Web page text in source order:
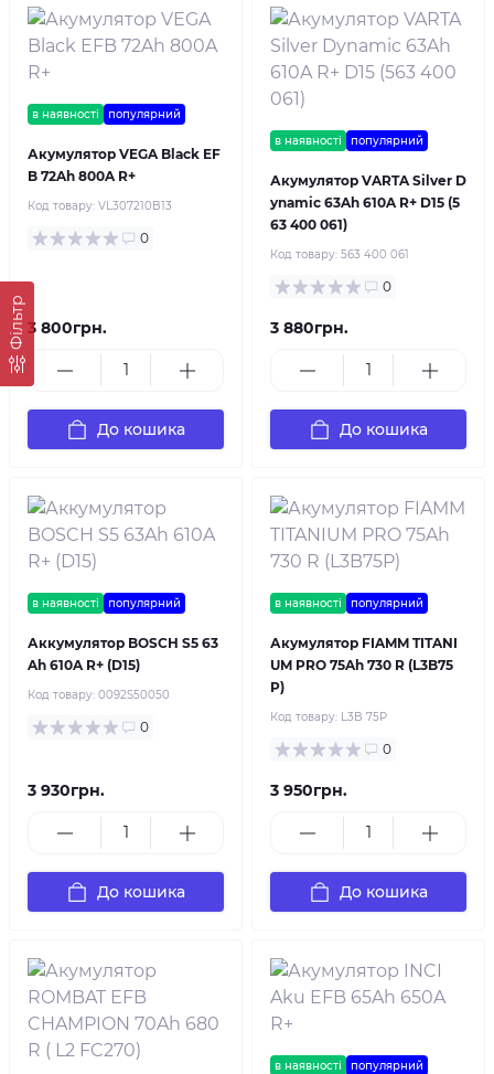
Фільтр
в наявності популярний
Акумулятор VEGA Black EF
B 72Ah 800A R+
Код товару: VL307210B13
0
3 800грн.
До кошика
в наявності популярний
Акумулятор VARTA Silver D
ynamic 63Ah 610A R+ D15 (5
63 400 061)
Код товару: 563 400 061
0
3 880грн.
До кошика
в наявності популярний
Аккумулятор BOSCH S5 63
Ah 610A R+ (D15)
Код товару: 0092S50050
0
3 930грн.
До кошика
в наявності популярний
Акумулятор FIAMM TITANI
UM PRO 75Ah 730 R (L3B75
P)
Код товару: L3B 75P
0
3 950грн.
До кошика
в наявності популярний